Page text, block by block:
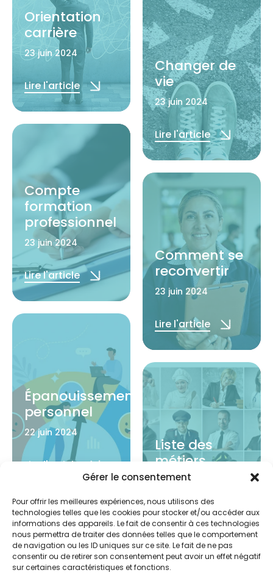
Gérer le consentement
Pour offrir les meilleures expériences, nous utilisons des
technologies telles que les cookies pour stocker et/ou accéder aux
informations des appareils. Le fait de consentir à ces technologies
nous permettra de traiter des données telles que le comportement
de navigation ou les ID uniques sur ce site. Le fait de ne pas
consentir ou de retirer son consentement peut avoir un effet négatif
sur certaines caractéristiques et fonctions.
Orientation
carrière
23 juin 2024
Lire l'article
Compte
formation
professionnel
23 juin 2024
Lire l'article
Épanouissement
personnel
22 juin 2024
Lire l'article
Test
Changer de
vie
23 juin 2024
Lire l'article
Comment se
reconvertir
23 juin 2024
Lire l'article
Liste des
métiers
22 juin 2024
Lire l'article